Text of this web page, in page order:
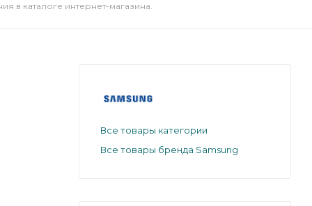
в каталоге интернет-магазина.
Все товары категории
Все товары бренда Samsung